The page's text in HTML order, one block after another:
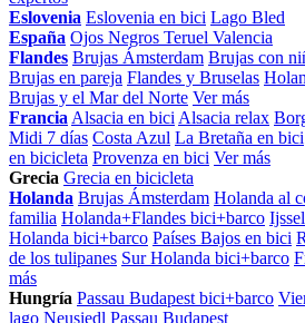
Eslovenia Eslovenia en bici Lago Bled
España Ojos Negros Teruel Valencia
Flandes Brujas Ámsterdam Brujas con
Brujas en pareja Flandes y Bruselas
Brujas y el Mar del Norte Ver más
Francia Alsacia en bici Alsacia relax
Midi 7 días Costa Azul La Bretaña en bici
en bicicleta Provenza en bici Ver más
Grecia Grecia en bicicleta
Holanda Brujas Ámsterdam Holanda al
familia Holanda+Flandes bici+barco
Holanda bici+barco Países Bajos en bici
de los tulipanes Sur Holanda bici+barco
más
Hungría Passau Budapest bici+barco
lago Neusiedl Passau Budapest